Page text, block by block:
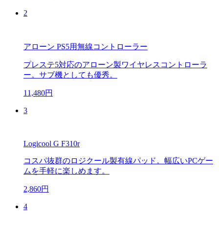
2
アローン PS5用無線コントローラー
プレステ5対応のアローン製ワイヤレスコントローラ
ー。サブ機としても優秀。
11,480円
3
Logicool G F310r
コスパ抜群のロジクール製有線パッド。幅広いPCゲー
ムを手軽に楽しめます。
2,860円
4